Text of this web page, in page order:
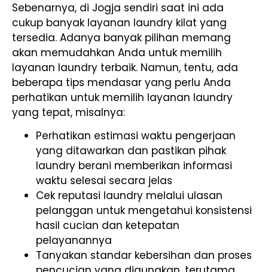
Sebenarnya, di Jogja sendiri saat ini ada
cukup banyak layanan laundry kilat yang
tersedia. Adanya banyak pilihan memang
akan memudahkan Anda untuk memilih
layanan laundry terbaik. Namun, tentu, ada
beberapa tips mendasar yang perlu Anda
perhatikan untuk memilih layanan laundry
yang tepat, misalnya:
Perhatikan estimasi waktu pengerjaan
yang ditawarkan dan pastikan pihak
laundry berani memberikan informasi
waktu selesai secara jelas
Cek reputasi laundry melalui ulasan
pelanggan untuk mengetahui konsistensi
hasil cucian dan ketepatan
pelayanannya
Tanyakan standar kebersihan dan proses